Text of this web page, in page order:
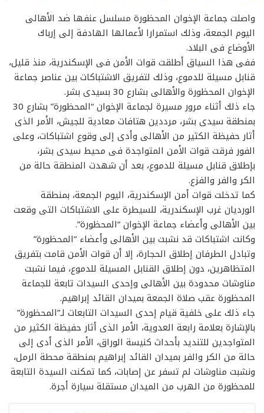
واصلت جماعة الإخوان المحظورة مسلسل عنفها ضد الأهالى
اليوم الجمعة، وذلك استمرارا لأعمالها الهادفة إلى إرباك
الأوضاع فى البلاد.
ففى هذا السياق أطلقت قوات الأمن فى الإسكندرية، منذ قليل،
قنابل مسيلة للدموع، وذلك لتفريق الاشتباكات بين عناصر جماعة
الإخوان المحظورة والأهالى بشارع 30 بسيدى بشر.
جاء ذلك أثناء مرور مسيرة لجماعة الإخوان “المحظورة” بشارع 30
بمنطقة سيدى بشر، مرددين هتافات معادية للجيش، الأمر الذى
أثار حفيظة الكثير من الأهالى وأدى إلى وقوع اشتباكات، وعلى
الفور فرقت قوات الأمن المتواجدة فى محيط سيدى بشر،
بإطلاق قنابل مسيلة للدموع، بعد أن شهدت المنطقة حالة من
الكر والفر والفزع.
كما تدخلت قوات أمن الإسكندرية، اليوم الجمعة، بمنطقة
الورديان غرب الإسكندرية، للسيطرة على الاشتباكات التى وقعت
بين الأهالى وأعضاء جماعة الإخوان “المحظورة”.
وكانت اشتباكات قد نشبت بين الأهالى وأعضاء “المحظورة”
وتبادل الطرفان إطلاق الحجارة، إلا أن قوات الأمن قامت بتفريق
المتظاهرين، دون إطلاق القنابل المسيلة للدموع، فيما نشبت
مناوشات محدودة بين الأهالى وإحدى السيدات تابعة للجماعة
المحظورة عقب صلاة الجمعة بميدان القائد إبراهيم.
جاء ذلك على خلفية قيام إحدى السيدات التابعات لـ”المحظورة”
بالإشارة بعلامة رابعة العدوية، الأمر الذى أثار حفيظة الكثير من
المتواجدين للتنديد بأحداث كنيسة الوراق، الأمر الذى أدى إلى
حالة من الكر والفر بميدان القائد إبراهيم بمنطقة محطة الرمل،
ونشبت مناوشات لم تسفر عن إصابات، كما تمكنت السيدة التابعة
للمحظورة من الهرب من الميدان مستقلة سيارة أجرة.